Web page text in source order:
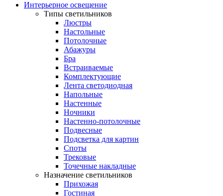
Интерьерное освещение
Типы светильников
Люстры
Настольные
Потолочные
Абажуры
Бра
Встраиваемые
Комплектующие
Лента светодиодная
Напольные
Настенные
Ночники
Настенно-потолочные
Подвесные
Подсветка для картин
Споты
Трековые
Точечные накладные
Назначение светильников
Прихожая
Гостиная